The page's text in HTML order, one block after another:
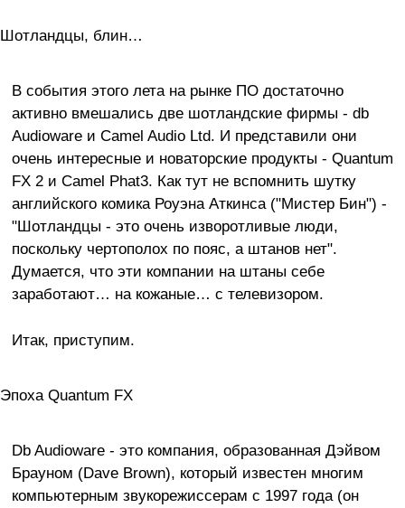
Шотландцы, блин…
В события этого лета на рынке ПО достаточно
активно вмешались две шотландские фирмы - db
Audioware и Camel Audio Ltd. И представили они
очень интересные и новаторские продукты - Quantum
FX 2 и Camel Phat3. Как тут не вспомнить шутку
английского комика Роуэна Аткинса ("Мистер Бин") -
"Шотландцы - это очень изворотливые люди,
поскольку чертополох по пояс, а штанов нет".
Думается, что эти компании на штаны себе
заработают… на кожаные… с телевизором.
Итак, приступим.
Эпоха Quantum FX
Db Audioware - это компания, образованная Дэйвом
Брауном (Dave Brown), который известен многим
компьютерным звукорежиссерам с 1997 года (он